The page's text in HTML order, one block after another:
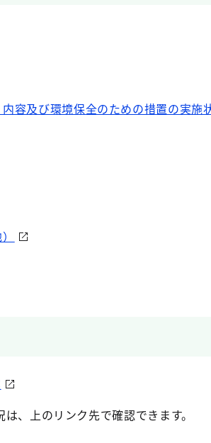
容及び環境保全のための措置の実施
、上のリンク先で確認できます。